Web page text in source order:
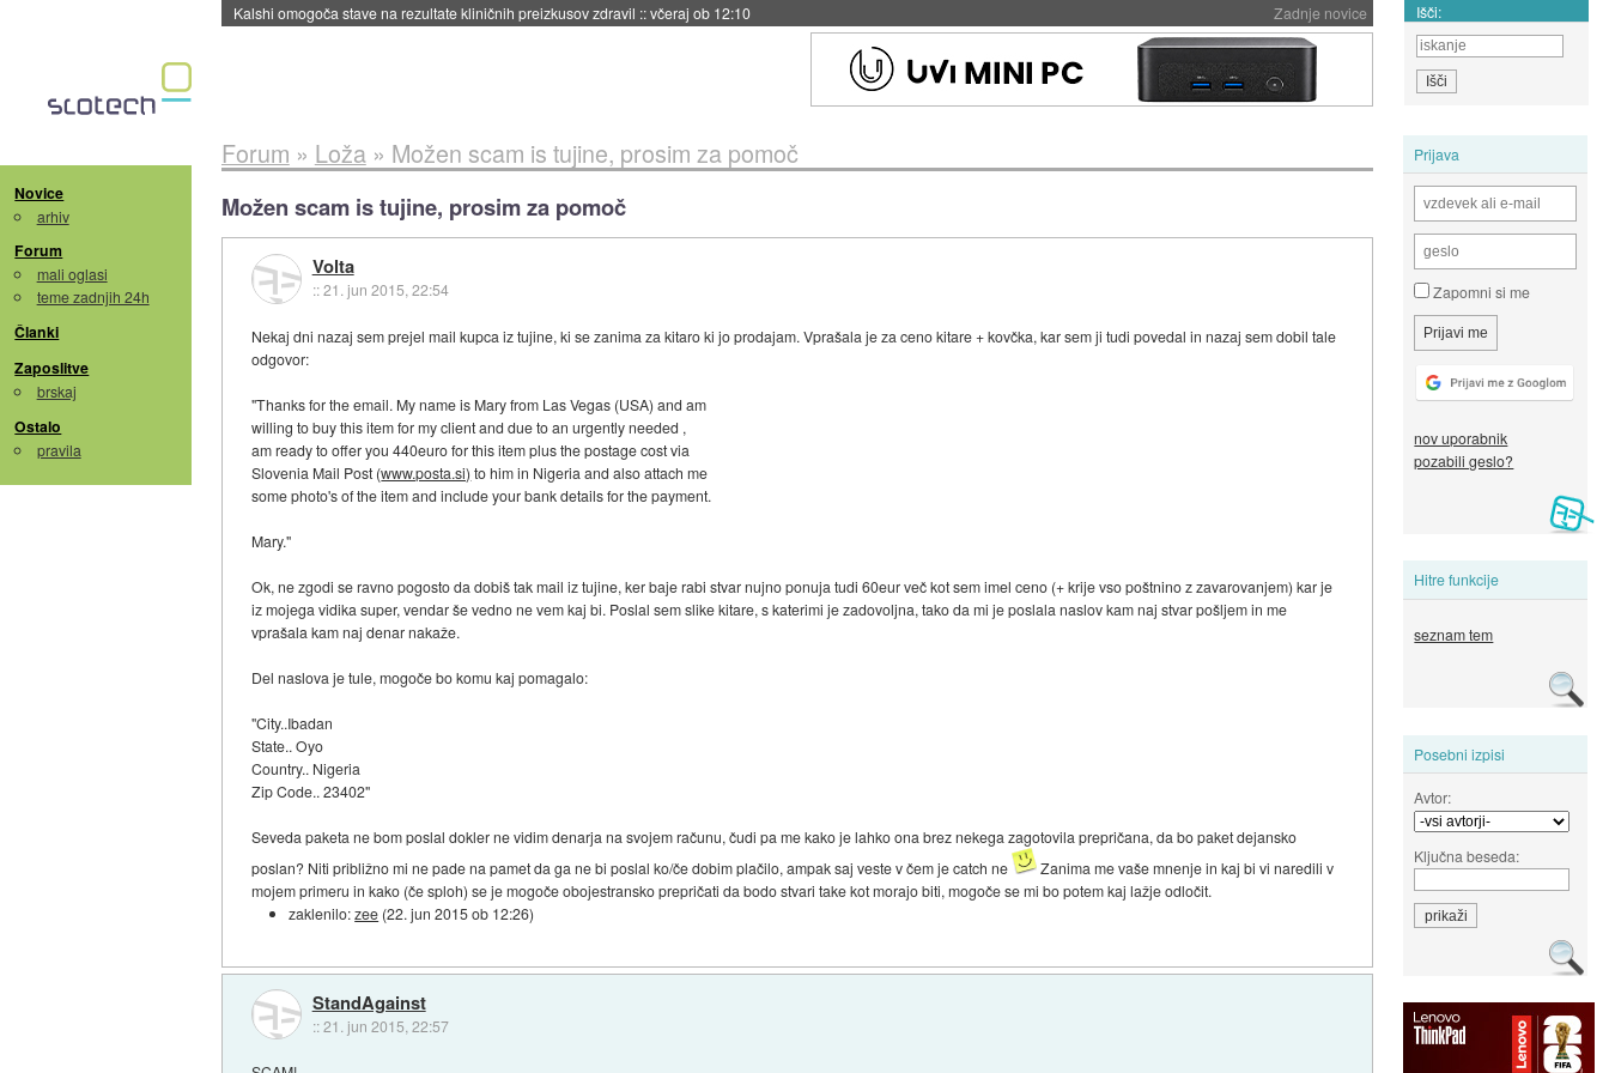
Zadnje novice
Sandisk že prodal več kot polovico SSD-jev za naslednji dve leti::včeraj ob 11:37 Išči:
Novice
arhiv
Forum
mali oglasi
teme zadnjih 24h
Članki
Zaposlitve
brskaj
Ostalo
pravila
Prijava
Zapomni si me
nov uporabnik
pozabili geslo?
Hitre funkcije
seznam tem
Posebni izpisi
Avtor:
Ključna beseda:
Forum » Loža» Možen scam is tujine, prosim za pomoč
Možen scam is tujine, prosim za pomoč
Volta
::21. jun 2015, 22:54
Nekaj dni nazaj sem prejel mail kupca iz tujine, ki se zanima za kitaro ki jo prodajam. Vprašala je za ceno kitare + kovčka, kar sem ji tudi povedal in nazaj sem dobil tale
odgovor:
"Thanks for the email. My name is Mary from Las Vegas (USA) and am
willing to buy this item for my client and due to an urgently needed ,
am ready to offer you 440euro for this item plus the postage cost via
Slovenia Mail Post (www.posta.si) to him in Nigeria and also attach me
some photo's of the item and include your bank details for the payment.
Mary."
Ok, ne zgodi se ravno pogosto da dobiš tak mail iz tujine, ker baje rabi stvar nujno ponuja tudi 60eur več kot sem imel ceno (+ krije vso poštnino z zavarovanjem) kar je
iz mojega vidika super, vendar še vedno ne vem kaj bi. Poslal sem slike kitare, s katerimi je zadovoljna, tako da mi je poslala naslov kam naj stvar pošljem in me
vprašala kam naj denar nakaže.
Del naslova je tule, mogoče bo komu kaj pomagalo:
"City..Ibadan
State.. Oyo
Country.. Nigeria
Zip Code.. 23402"
Seveda paketa ne bom poslal dokler ne vidim denarja na svojem računu, čudi pa me kako je lahko ona brez nekega zagotovila prepričana, da bo paket dejansko
poslan? Niti približno mi ne pade na pamet da ga ne bi poslal ko/če dobim plačilo, ampak saj veste v čem je catch ne
Zanima me vaše mnenje in kaj bi vi naredili v
mojem primeru in kako (če sploh) se je mogoče obojestransko prepričati da bodo stvari take kot morajo biti, mogoče se mi bo potem kaj lažje odločit.
zaklenilo:zee (22. jun 2015 ob 12:26)
StandAgainst
::21. jun 2015, 22:57